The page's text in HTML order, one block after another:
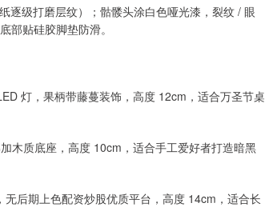
逐级打磨层纹）；骷髅头涂白色哑光漆，裂纹 / 眼
部贴硅胶脚垫防滑。
灯，果柄带藤蔓装饰，高度 12cm，适合万圣节桌
木质底座，高度 10cm，适合手工爱好者打造暗黑
后期上色配资炒股优质平台，高度 14cm，适合长